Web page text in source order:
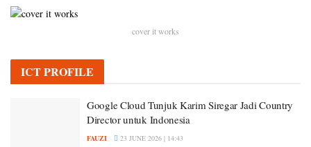
cover it works
ICT PROFILE
Google Cloud Tunjuk Karim Siregar Jadi Country
Director untuk Indonesia
FAUZI 23 JUNE 2026 | 14:43